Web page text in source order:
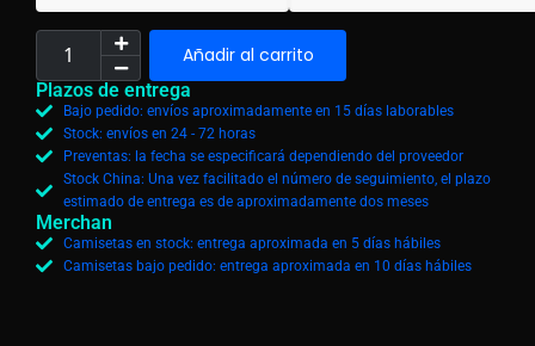
Añadir al carrito
Plazos de entrega
Bajo pedido: envíos aproximadamente en 15 días laborables
Stock: envíos en 24 - 72 horas
Preventas: la fecha se especificará dependiendo del proveedor
Stock China: Una vez facilitado el número de seguimiento, el plazo
estimado de entrega es de aproximadamente dos meses
Merchan
Camisetas en stock: entrega aproximada en 5 días hábiles
Camisetas bajo pedido: entrega aproximada en 10 días hábiles